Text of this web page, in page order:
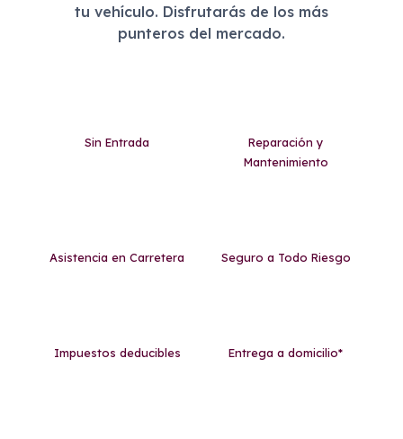
tu vehículo. Disfrutarás de los más
punteros del mercado.
Sin Entrada
Reparación y
Mantenimiento
Asistencia en Carretera Seguro a Todo Riesgo
Impuestos deducibles Entrega a domicilio*